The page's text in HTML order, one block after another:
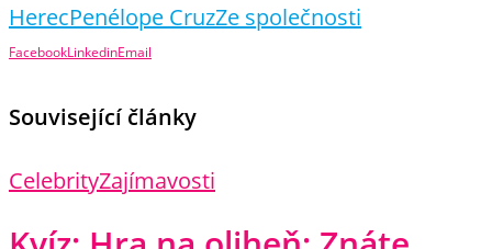
HerecPenélope CruzZe společnosti
FacebookLinkedinEmail
Související články
CelebrityZajímavosti